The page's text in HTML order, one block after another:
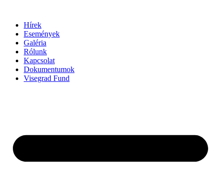
tartalomhoz
Hírek
Események
Galéria
Rólunk
Kapcsolat
Dokumentumok
Visegrad Fund